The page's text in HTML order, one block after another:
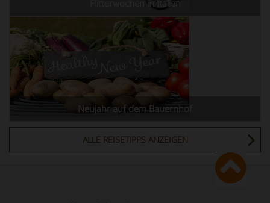
Flitterwochen in Italien
Neujahr auf dem Bauernhof
ALLE REISETIPPS ANZEIGEN